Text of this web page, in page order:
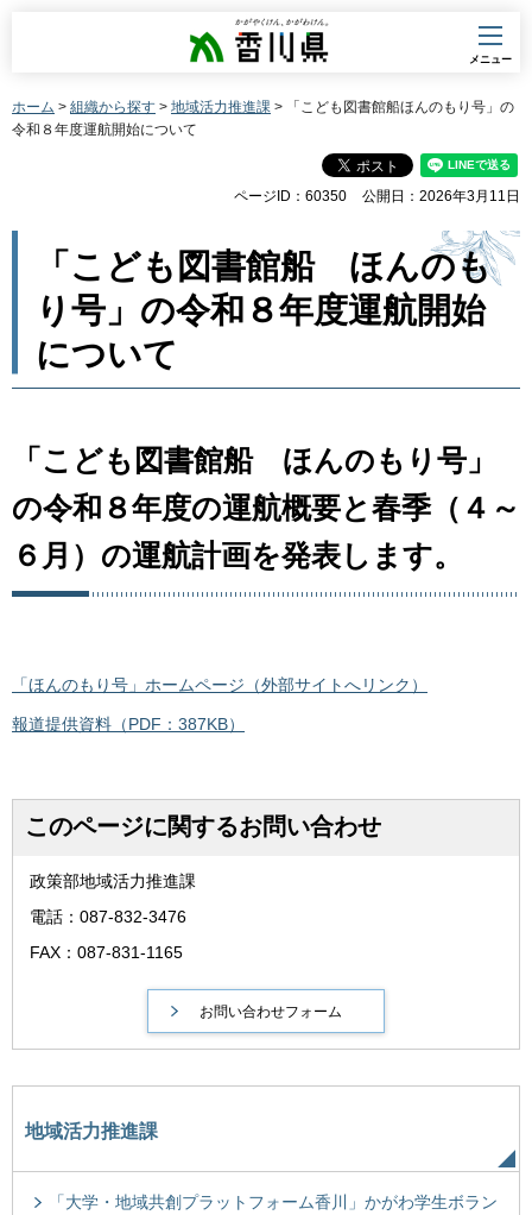
香川県
メニュー
ホーム > 組織から探す > 地域活力推進課 > 「こども図書館船ほんのもり号」の
令和８年度運航開始について
ページID：60350 公開日：2026年3月11日
「こども図書館船 ほんのも
り号」の令和８年度運航開始
について
「こども図書館船 ほんのもり号」
の令和８年度の運航概要と春季（４～
６月）の運航計画を発表します。
「ほんのもり号」ホームページ（外部サイトへリンク）
報道提供資料（PDF：387KB）
このページに関するお問い合わせ
政策部地域活力推進課
電話：087-832-3476
FAX：087-831-1165
地域活力推進課
「大学・地域共創プラットフォーム香川」かがわ学生ボラン